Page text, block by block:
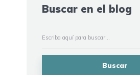
Buscar en el blog
Buscar